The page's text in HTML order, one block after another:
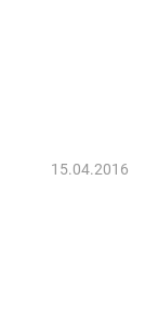
15.04.2016